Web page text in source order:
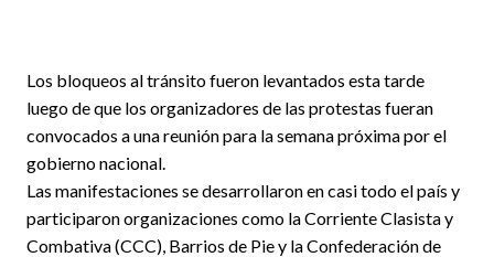
Los bloqueos al tránsito fueron levantados esta tarde
luego de que los organizadores de las protestas fueran
convocados a una reunión para la semana próxima por el
gobierno nacional.
Las manifestaciones se desarrollaron en casi todo el país y
participaron organizaciones como la Corriente Clasista y
Combativa (CCC), Barrios de Pie y la Confederación de